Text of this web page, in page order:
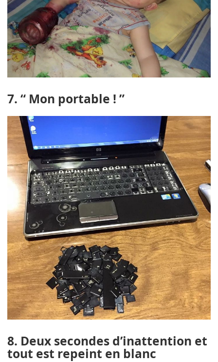
7. “ Mon portable ! ”
8. Deux secondes d’inattention et
tout est repeint en blanc